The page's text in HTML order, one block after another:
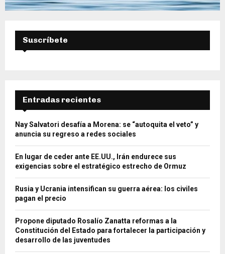
Suscríbete
Entradas recientes
Nay Salvatori desafía a Morena: se “autoquita el veto” y
anuncia su regreso a redes sociales
En lugar de ceder ante EE.UU., Irán endurece sus
exigencias sobre el estratégico estrecho de Ormuz
Rusia y Ucrania intensifican su guerra aérea: los civiles
pagan el precio
Propone diputado Rosalío Zanatta reformas a la
Constitución del Estado para fortalecer la participación y
desarrollo de las juventudes